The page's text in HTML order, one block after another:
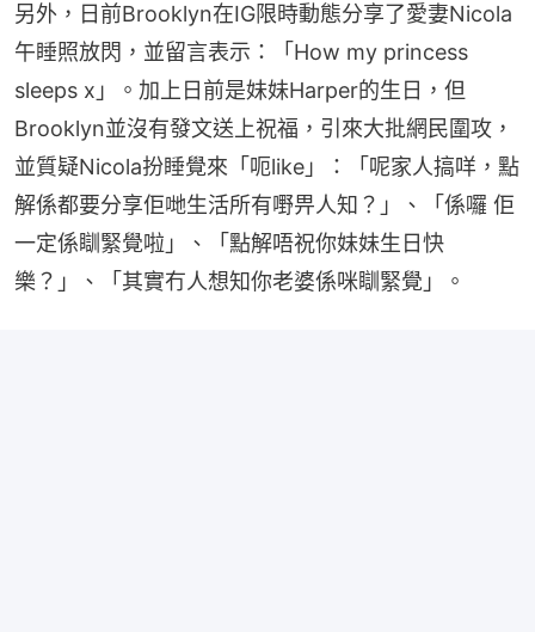
另外，日前Brooklyn在IG限時動態分享了愛妻Nicola
午睡照放閃，並留言表示：「How my princess
sleeps x」。加上日前是妹妹Harper的生日，但
Brooklyn並沒有發文送上祝福，引來大批網民圍攻，
並質疑Nicola扮睡覺來「呃like」：「呢家人搞咩，點
解係都要分享佢哋生活所有嘢畀人知？」、「係囉 佢
一定係瞓緊覺啦」、「點解唔祝你妹妹生日快
樂？」、「其實冇人想知你老婆係咪瞓緊覺」。